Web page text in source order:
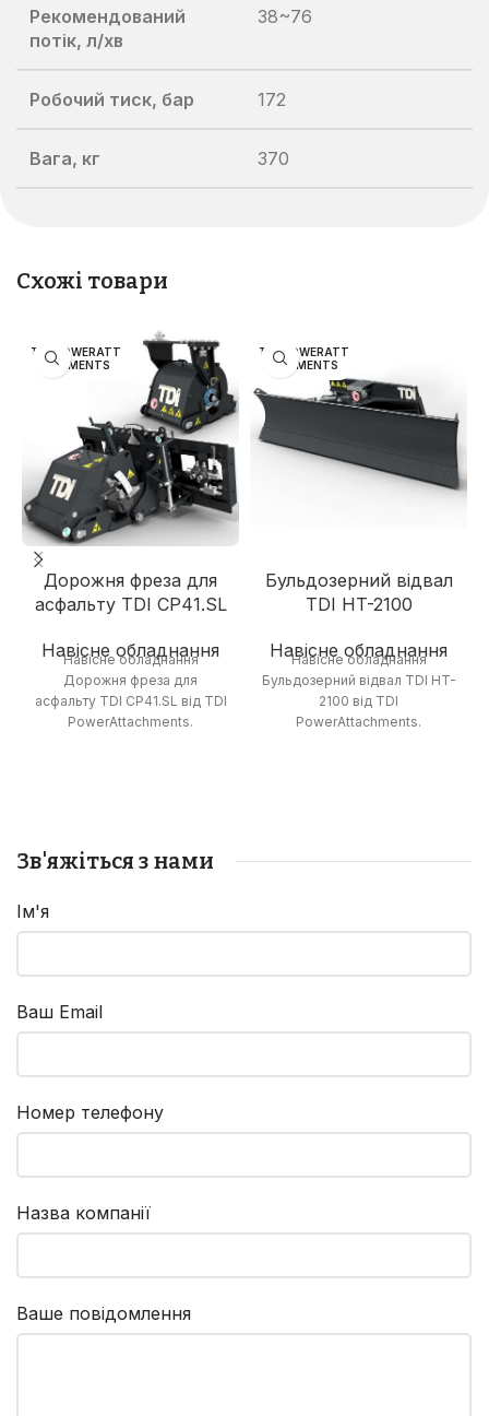
Рекомендований
потік, л/хв
38~76
Робочий тиск, бар 172
Вага, кг 370
Схожі товари
TDI POWERATT
ACHMENTS
Дорожня фреза для
асфальту TDI CP41.SL
Навісне обладнання
Навісне обладнання
Дорожня фреза для
асфальту TDI CP41.SL від TDI
PowerAttachments.
TDI POWERATT
ACHMENTS
Бульдозерний відвал
TDI HT-2100
Навісне обладнання
Навісне обладнання
Бульдозерний відвал TDI HT-
2100 від TDI
PowerAttachments.
Зв'яжіться з нами
Ім'я
Ваш Email
Номер телефону
Назва компанії
Ваше повідомлення